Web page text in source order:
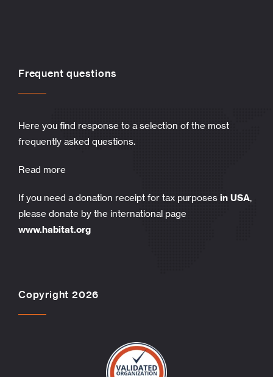
Frequent questions
Here you find response to a selection of the most
frequently asked questions.
Read more
If you need a donation receipt for tax purposes in USA,
please donate by the international page
www.habitat.org
Copyright 2026